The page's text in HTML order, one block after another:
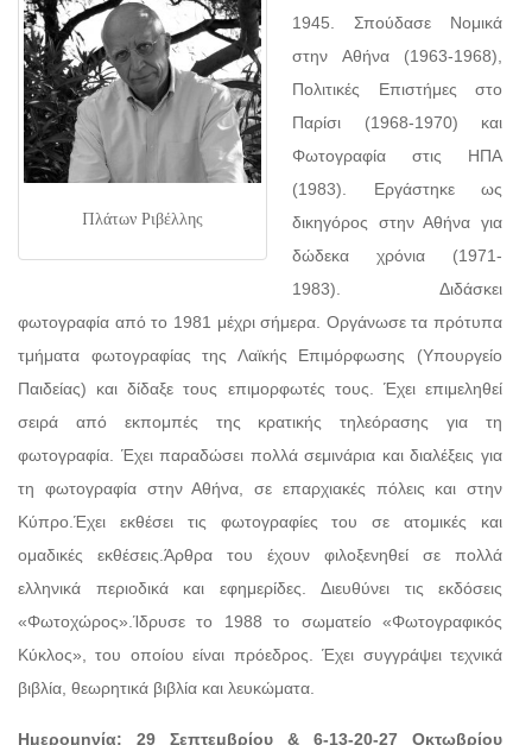
Πλάτων Ριβέλλης
1945. Σπούδασε Νομικά
στην Αθήνα (1963-1968),
Πολιτικές Επιστήμες στο
Παρίσι (1968-1970) και
Φωτογραφία στις ΗΠΑ
(1983). Εργάστηκε ως
δικηγόρος στην Αθήνα για
δώδεκα χρόνια (1971-
1983). Διδάσκει
φωτογραφία από το 1981 μέχρι σήμερα. Οργάνωσε τα πρότυπα
τμήματα φωτογραφίας της Λαϊκής Επιμόρφωσης (Υπουργείο
Παιδείας) και δίδαξε τους επιμορφωτές τους. Έχει επιμεληθεί
σειρά από εκπομπές της κρατικής τηλεόρασης για τη
φωτογραφία. Έχει παραδώσει πολλά σεμινάρια και διαλέξεις για
τη φωτογραφία στην Αθήνα, σε επαρχιακές πόλεις και στην
Κύπρο.Έχει εκθέσει τις φωτογραφίες του σε ατομικές και
ομαδικές εκθέσεις.Άρθρα του έχουν φιλοξενηθεί σε πολλά
ελληνικά περιοδικά και εφημερίδες. Διευθύνει τις εκδόσεις
«Φωτοχώρος».Ίδρυσε το 1988 το σωματείο «Φωτογραφικός
Κύκλος», του οποίου είναι πρόεδρος. Έχει συγγράψει τεχνικά
βιβλία, θεωρητικά βιβλία και λευκώματα.
Ημερομηνία: 29 Σεπτεμβρίου & 6-13-20-27 Οκτωβρίου